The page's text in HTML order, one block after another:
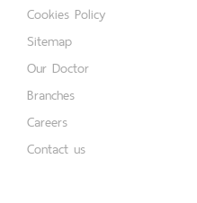
Cookies Policy
Sitemap
Our Doctor
Branches
Careers
Contact us